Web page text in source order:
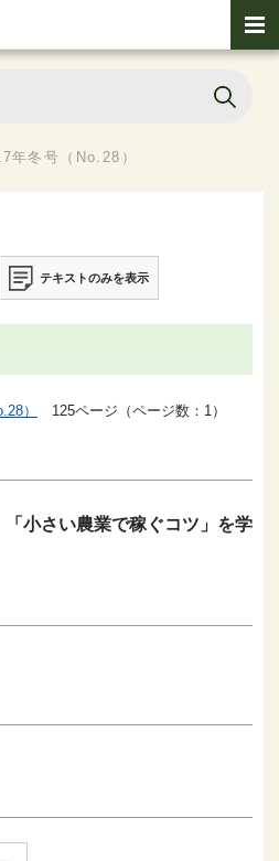
年冬号（No.28）
テキストのみを表示
） 125ページ（ページ数：1）
小さい農業で稼ぐコツ」を学